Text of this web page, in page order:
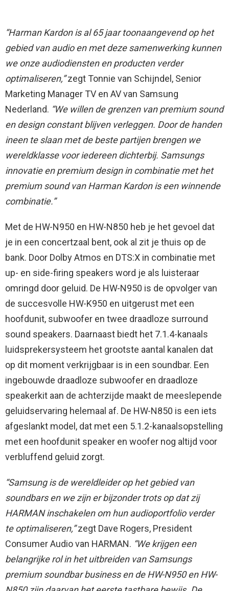
“Harman Kardon is al 65 jaar toonaangevend op het
gebied van audio en met deze samenwerking kunnen
we onze audiodiensten en producten verder
optimaliseren,”zegt Tonnie van Schijndel, Senior
Marketing Manager TV en AV van Samsung
Nederland. “We willen de grenzen van premium sound
en design constant blijven verleggen. Door de handen
ineen te slaan met de beste partijen brengen we
wereldklasse voor iedereen dichterbij. Samsungs
innovatie en premium design in combinatie met het
premium sound van Harman Kardon is een winnende
combinatie.”
Met de HW-N950 en HW-N850 heb je het gevoel dat
je in een concertzaal bent, ook al zit je thuis op de
bank. Door Dolby Atmos en DTS:X in combinatie met
up- en side-firing speakers word je als luisteraar
omringd door geluid. De HW-N950 is de opvolger van
de succesvolle HW-K950 en uitgerust met een
hoofdunit, subwoofer en twee draadloze surround
sound speakers. Daarnaast biedt het 7.1.4-kanaals
luidsprekersysteem het grootste aantal kanalen dat
op dit moment verkrijgbaar is in een soundbar. Een
ingebouwde draadloze subwoofer en draadloze
speakerkit aan de achterzijde maakt de meeslepende
geluidservaring helemaal af. De HW-N850 is een iets
afgeslankt model, dat met een 5.1.2-kanaalsopstelling
met een hoofdunit speaker en woofer nog altijd voor
verbluffend geluid zorgt.
“Samsung is de wereldleider op het gebied van
soundbars en we zijn er bijzonder trots op dat zij
HARMAN inschakelen om hun audioportfolio verder
te optimaliseren,”zegt Dave Rogers, President
Consumer Audio van HARMAN. “We krijgen een
belangrijke rol in het uitbreiden van Samsungs
premium soundbar business en de HW-N950 en HW-